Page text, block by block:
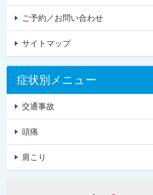
ご予約／お問い合わせ
サイトマップ
症状別メニュー
交通事故
頭痛
肩こり